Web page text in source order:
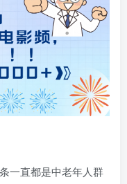
一直都是中老年人群